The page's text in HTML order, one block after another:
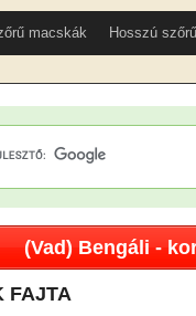
macskák Hosszú
(Vad) Bengáli -
FAJTA